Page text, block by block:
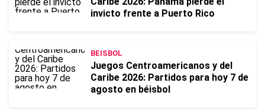
invicto frente a Puerto Rico
BEISBOL
Juegos Centroamericanos y del
Caribe 2026: Partidos para hoy 7 de
agosto en béisbol